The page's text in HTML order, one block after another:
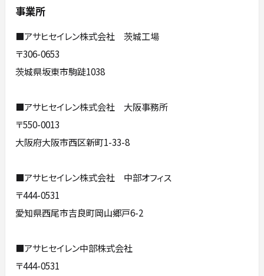
事業所
■アサヒセイレン株式会社 茨城工場
〒306-0653
茨城県坂東市駒跿1038
■アサヒセイレン株式会社 大阪事務所
〒550-0013
大阪府大阪市西区新町1-33-8
■アサヒセイレン株式会社 中部オフィス
〒444-0531
愛知県西尾市吉良町岡山郷戸6-2
■アサヒセイレン中部株式会社
〒444-0531